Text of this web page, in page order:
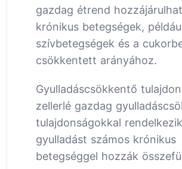
gazdag étrend
krónikus betegségek,
szívbetegségek és a
csökkentett arányához.
Gyulladáscsökkentő
zellerlé gazdag
tulajdonságokkal
gyulladást számos krónikus
betegséggel hozzák